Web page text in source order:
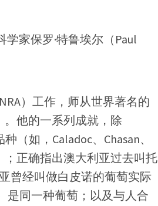
家保罗·特鲁埃尔（Paul
）工作，师从世界著名的
他的一系列成就，除
（如，Caladoc、Chasan、
；正确指出澳大利亚过去叫托
曾经叫做白皮诺的葡萄实际
是同一种葡萄；以及与人合